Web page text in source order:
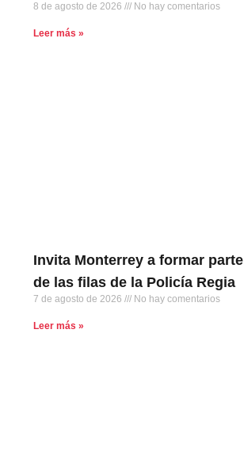
8 de agosto de 2026 No hay comentarios
Leer más »
Invita Monterrey a formar parte
de las filas de la Policía Regia
7 de agosto de 2026 No hay comentarios
Leer más »